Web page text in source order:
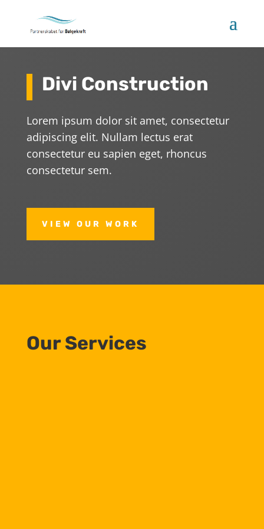
Divi Construction
Lorem ipsum dolor sit amet, consectetur
adipiscing elit. Nullam lectus erat
consectetur eu sapien eget, rhoncus
consectetur sem.
VIEW OUR WORK
Our Services